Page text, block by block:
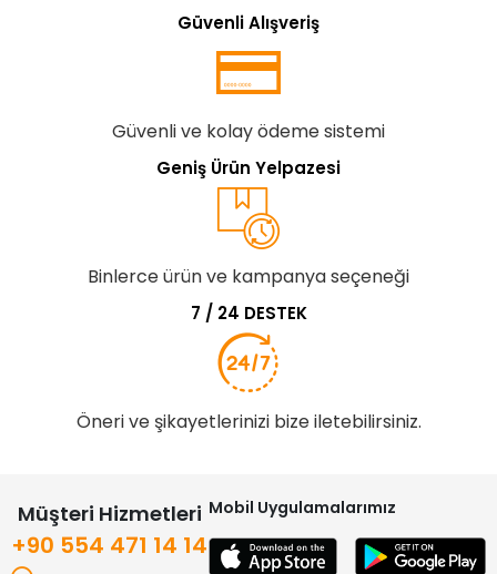
Güvenli Alışveriş
Güvenli ve kolay ödeme sistemi
Geniş Ürün Yelpazesi
Binlerce ürün ve kampanya seçeneği
7 / 24 DESTEK
Öneri ve şikayetlerinizi bize iletebilirsiniz.
Müşteri Hizmetleri
+90 554 471 14 14
Mobil Uygulamalarımız